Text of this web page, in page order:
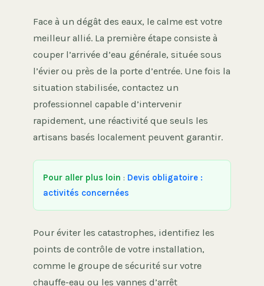
Face à un dégât des eaux, le calme est votre
meilleur allié. La première étape consiste à
couper l’arrivée d’eau générale, située sous
l’évier ou près de la porte d’entrée. Une fois la
situation stabilisée, contactez un
professionnel capable d’intervenir
rapidement, une réactivité que seuls les
artisans basés localement peuvent garantir.
Pour aller plus loin : Devis obligatoire :
activités concernées
Pour éviter les catastrophes, identifiez les
points de contrôle de votre installation,
comme le groupe de sécurité sur votre
chauffe-eau ou les vannes d’arrêt